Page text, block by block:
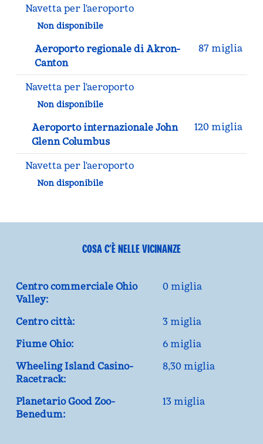
Navetta per l'aeroporto
Non disponibile
Aeroporto regionale di Akron-
Canton
87 miglia
Navetta per l'aeroporto
Non disponibile
Aeroporto internazionale John
Glenn Columbus
120 miglia
Navetta per l'aeroporto
Non disponibile
COSA C’È NELLE VICINANZE
Centro commerciale Ohio
Valley:
0 miglia
Centro città:
3 miglia
Fiume Ohio:
6 miglia
Wheeling Island Casino-
Racetrack:
8,30 miglia
Planetario Good Zoo-
Benedum:
13 miglia